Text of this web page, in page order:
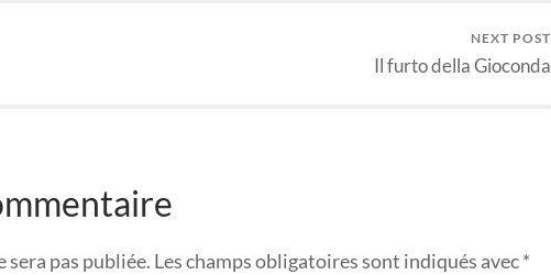
NEXT POST
Il furto della Gioconda
sera pas publiée. Les champs obligatoires sont indiqués avec*